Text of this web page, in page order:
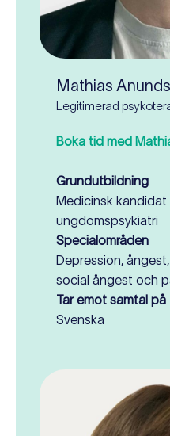
Mathias
Legitimerad
Boka tid med
Grundutbildning
Medicinsk
ungdomspsykiatri
Specialområden
Depression,
social ångest och
Tar emot samtal på
Svenska